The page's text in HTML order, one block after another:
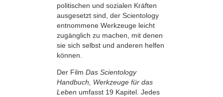
politischen und sozialen Kräften
ausgesetzt sind, der Scientology
entnommene Werkzeuge leicht
zugänglich zu machen, mit denen
sie sich selbst und anderen helfen
können.
Der Film Das Scientology
Handbuch, Werkzeuge für das
Leben umfasst 19 Kapitel. Jedes